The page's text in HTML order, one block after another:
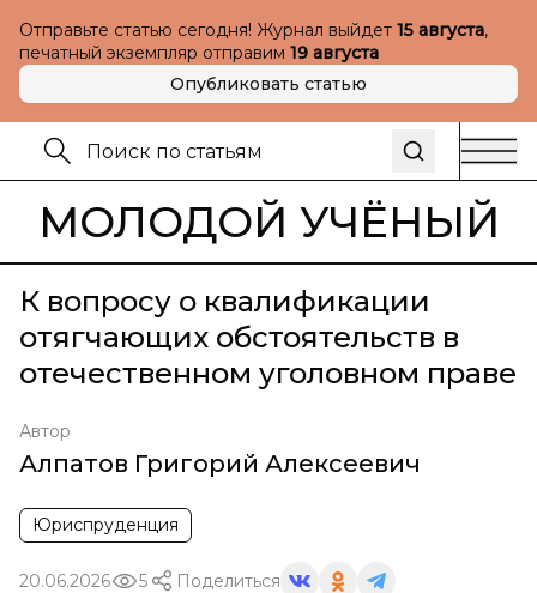
Отправьте статью сегодня! Журнал выйдет 15 августа,
печатный экземпляр отправим 19 августа
Опубликовать статью
МОЛОДОЙ УЧЁНЫЙ
К вопросу о квалификации
отягчающих обстоятельств в
отечественном уголовном праве
Автор
Алпатов Григорий Алексеевич
Юриспруденция
20.06.2026 5 Поделиться